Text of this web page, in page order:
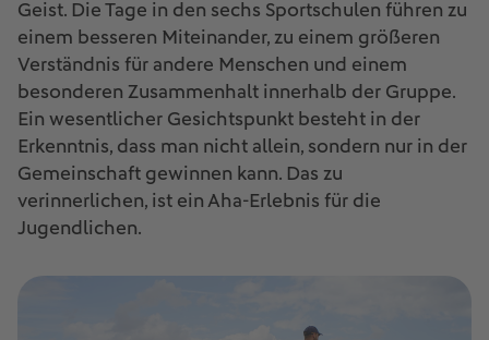
Geist. Die Tage in den sechs Sportschulen führen zu
einem besseren Miteinander, zu einem größeren
Verständnis für andere Menschen und einem
besonderen Zusammenhalt innerhalb der Gruppe.
Ein wesentlicher Gesichtspunkt besteht in der
Erkenntnis, dass man nicht allein, sondern nur in der
Gemeinschaft gewinnen kann. Das zu
verinnerlichen, ist ein Aha-Erlebnis für die
Jugendlichen.